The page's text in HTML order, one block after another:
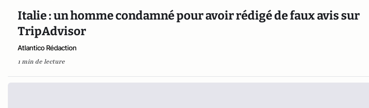
Italie : un homme condamné pour avoir rédigé de faux avis sur
TripAdvisor
Atlantico Rédaction
1 min de lecture